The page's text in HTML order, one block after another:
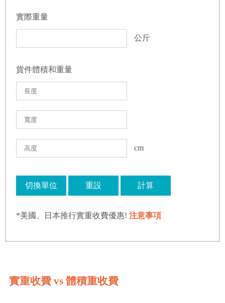
實際重量
公斤
貨件體積和重量
cm
切換單位 重設 計算
*美國、日本推行實重收費優惠! 注意事項
實重收費 vs 體積重收費